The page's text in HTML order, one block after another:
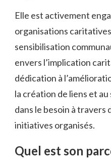
Elle est activement
organisations
sensibilisation
envers l’implication
dédication à
la création de liens et
dans le besoin à travers
initiatives organisés.
Quel est son